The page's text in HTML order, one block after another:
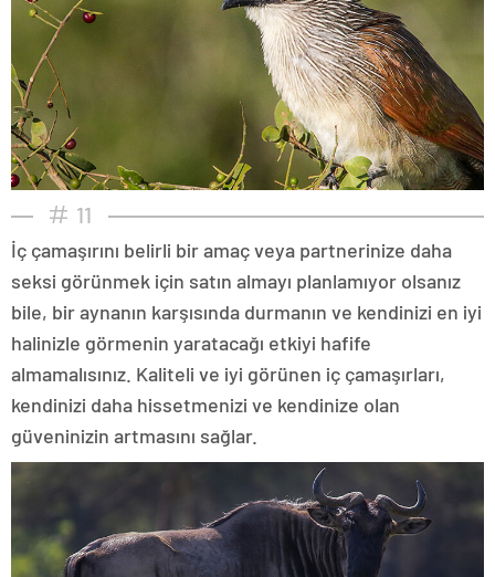
11
İç çamaşırını belirli bir amaç veya partnerinize daha
seksi görünmek için satın almayı planlamıyor olsanız
bile, bir aynanın karşısında durmanın ve kendinizi en iyi
halinizle görmenin yaratacağı etkiyi hafife
almamalısınız. Kaliteli ve iyi görünen iç çamaşırları,
kendinizi daha hissetmenizi ve kendinize olan
güveninizin artmasını sağlar.